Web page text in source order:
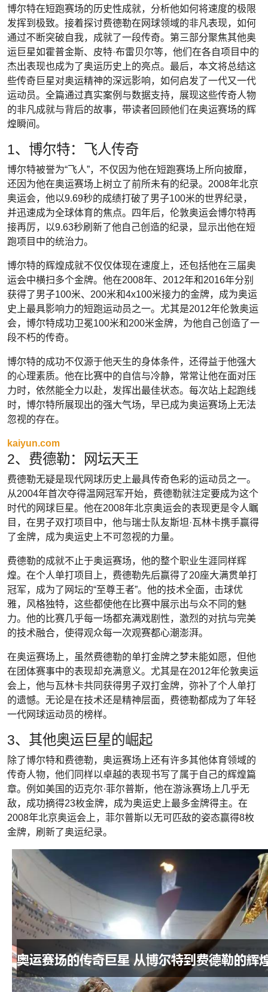
博尔特在短跑赛场的历史性成就，分析他如何将速度的极限
发挥到极致。接着探讨费德勒在网球领域的非凡表现，如何
通过不断突破自我，成就了一段传奇。第三部分聚焦其他奥
运巨星如霍普金斯、皮特·布雷贝尔等，他们在各自项目中的
杰出表现也成为了奥运历史上的亮点。最后，本文将总结这
些传奇巨星对奥运精神的深远影响，如何启发了一代又一代
运动员。全篇通过真实案例与数据支持，展现这些传奇人物
的非凡成就与背后的故事，带读者回顾他们在奥运赛场的辉
煌瞬间。
1、博尔特：飞人传奇
博尔特被誉为“飞人”，不仅因为他在短跑赛场上所向披靡，
还因为他在奥运赛场上树立了前所未有的纪录。2008年北京
奥运会，他以9.69秒的成绩打破了男子100米的世界纪录，
并迅速成为全球体育的焦点。四年后，伦敦奥运会博尔特再
接再厉，以9.63秒刷新了他自己创造的纪录，显示出他在短
跑项目中的统治力。
博尔特的辉煌成就不仅仅体现在速度上，还包括他在三届奥
运会中横扫多个金牌。他在2008年、2012年和2016年分别
获得了男子100米、200米和4x100米接力的金牌，成为奥运
史上最具影响力的短跑运动员之一。尤其是2012年伦敦奥运
会，博尔特成功卫冕100米和200米金牌，为他自己创造了一
段不朽的传奇。
博尔特的成功不仅源于他天生的身体条件，还得益于他强大
的心理素质。他在比赛中的自信与冷静，常常让他在面对压
力时，依然能全力以赴，发挥出最佳状态。每次站上起跑线
时，博尔特所展现出的强大气场，早已成为奥运赛场上无法
忽视的存在。
kaiyun.com
2、费德勒：网坛天王
费德勒无疑是现代网球历史上最具传奇色彩的运动员之一。
从2004年首次夺得温网冠军开始，费德勒就注定要成为这个
时代的网球巨星。他在2008年北京奥运会的表现更是令人瞩
目，在男子双打项目中，他与瑞士队友斯坦·瓦林卡携手赢得
了金牌，成为奥运史上不可忽视的力量。
费德勒的成就不止于奥运赛场，他的整个职业生涯同样辉
煌。在个人单打项目上，费德勒先后赢得了20座大满贯单打
冠军，成为了网坛的“至尊王者”。他的技术全面，击球优
雅，风格独特，这些都使他在比赛中展示出与众不同的魅
力。他的比赛几乎每一场都充满戏剧性，激烈的对抗与完美
的技术融合，使得观众每一次观赛都心潮澎湃。
在奥运赛场上，虽然费德勒的单打金牌之梦未能如愿，但他
在团体赛事中的表现却充满意义。尤其是在2012年伦敦奥运
会上，他与瓦林卡共同获得男子双打金牌，弥补了个人单打
的遗憾。无论是在技术还是精神层面，费德勒都成为了年轻
一代网球运动员的榜样。
3、其他奥运巨星的崛起
除了博尔特和费德勒，奥运赛场上还有许多其他体育领域的
传奇人物，他们同样以卓越的表现书写了属于自己的辉煌篇
章。例如美国的迈克尔·菲尔普斯，他在游泳赛场上几乎无
敌，成功摘得23枚金牌，成为奥运史上最多金牌得主。在
2008年北京奥运会上，菲尔普斯以无可匹敌的姿态赢得8枚
金牌，刷新了奥运纪录。